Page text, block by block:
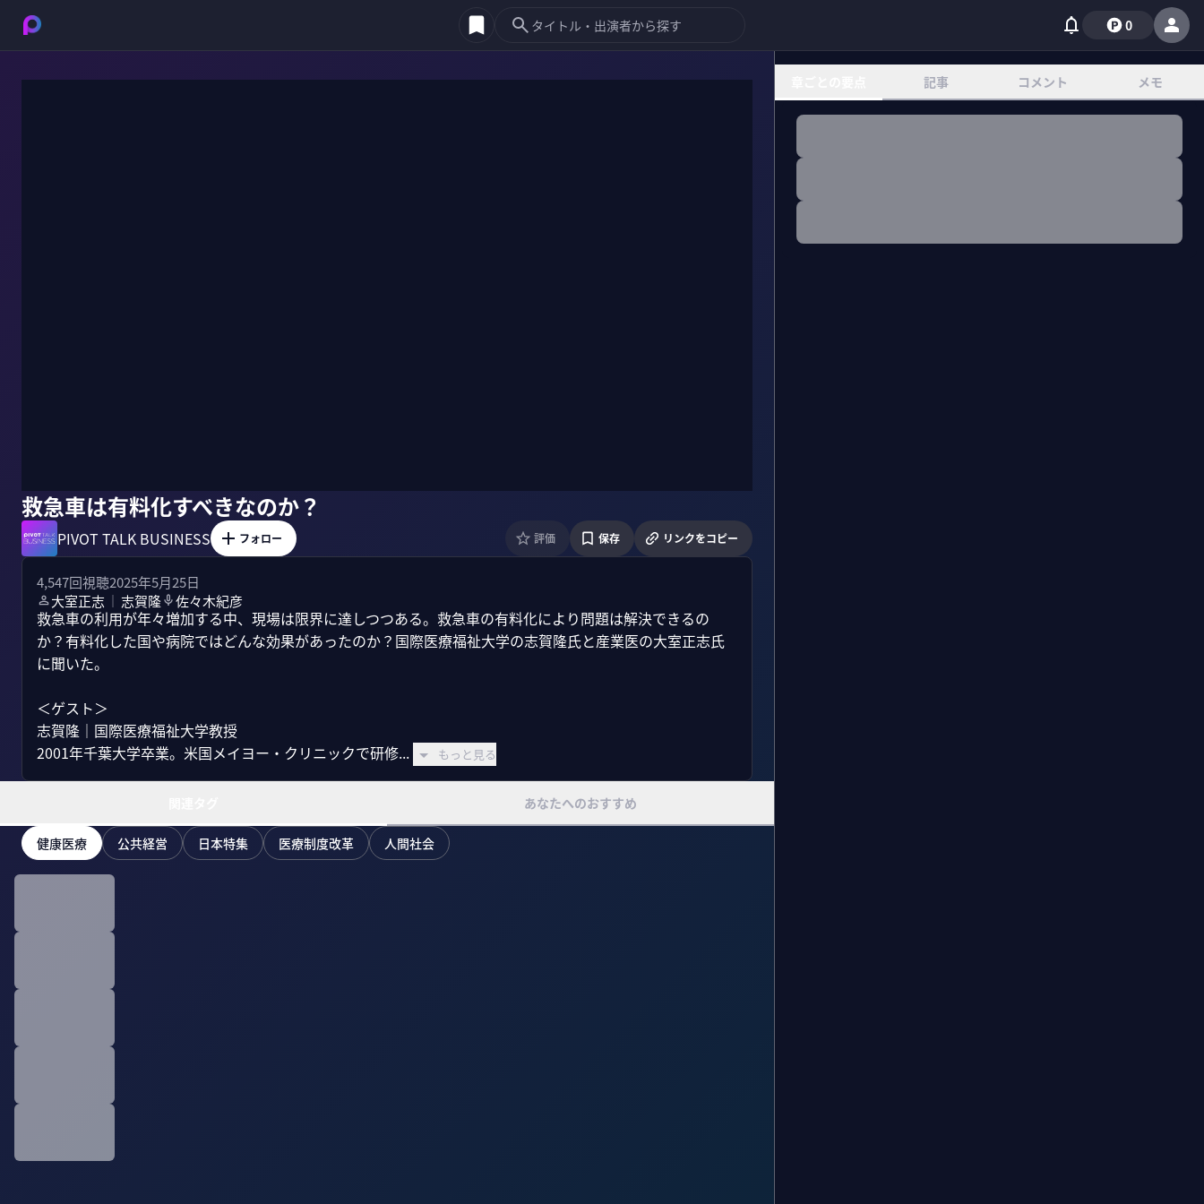
0
救急車は有料化すべきなのか？
PIVOT TALK BUSINESS フォロー 評価 保存 リンクをコピー
4,547回視聴2025年5月25日
大室正志 ｜ 志賀隆 佐々木紀彦
救急車の利用が年々増加する中、現場は限界に達しつつある。救急車の有料化により問題は解決できるの
か？有料化した国や病院ではどんな効果があったのか？国際医療福祉大学の志賀隆氏と産業医の大室正志氏
に聞いた。
＜ゲスト＞
志賀隆｜国際医療福祉大学教授
2001年千葉大学卒業。米国メイヨー・クリニックで研修...
もっと見る
あなたへのおすすめ
健康医療 公共経営 日本特集 医療制度改革 人間社会
記事 コメント メモ